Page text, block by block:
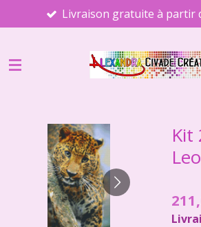
au
principal
Livraison gratuite à partir
Kit